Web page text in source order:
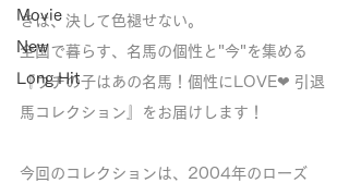
Movie
New
Long Hit
きは、決して色褪せない。
全国で暮らす、名馬の個性と"今"を集める
『ウチの子はあの名馬！個性にLOVE❤︎ 引退
馬コレクション』をお届けします！
今回のコレクションは、2004年のローズ